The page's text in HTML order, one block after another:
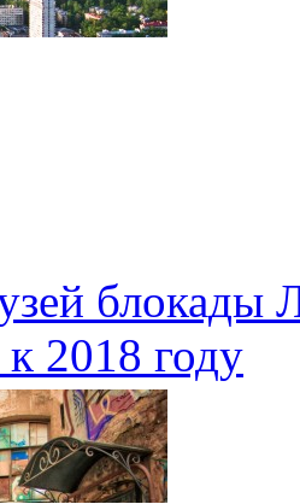
блокады
2018 году